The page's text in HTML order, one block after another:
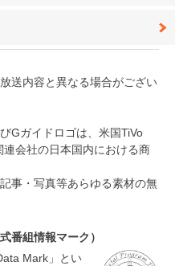
送内容と異なる場合がござい
Gガイドロゴは、米国TiVo
会社の日本国内における商
事・写真等あらゆる素材の無
組情報マーク）
Mark」とい